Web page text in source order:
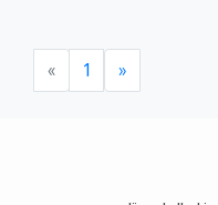
«
Previous
1
»
Next